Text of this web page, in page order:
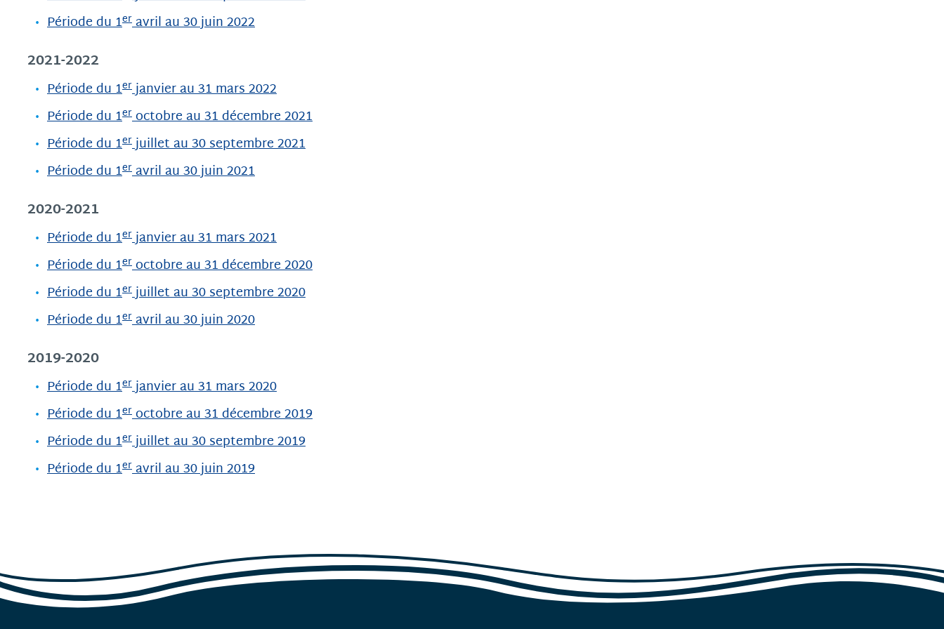
Période du 1eravril au 30 juin 2022
2021-2022
Période du 1erjanvier au 31 mars 2022
Période du 1eroctobre au 31 décembre 2021
Période du 1erjuillet au 30 septembre 2021
Période du 1eravril au 30 juin 2021
2020-2021
Période du 1erjanvier au 31 mars 2021
Période du 1eroctobre au 31 décembre 2020
Période du 1erjuillet au 30 septembre 2020
Période du 1eravril au 30 juin 2020
2019-2020
Période du 1erjanvier au 31 mars 2020
Période du 1eroctobre au 31 décembre 2019
Période du 1erjuillet au 30 septembre 2019
Période du 1eravril au 30 juin 2019